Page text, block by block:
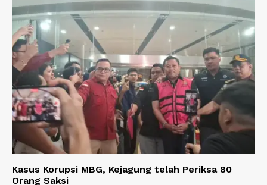
Kasus Korupsi MBG, Kejagung telah Periksa 80
Orang Saksi